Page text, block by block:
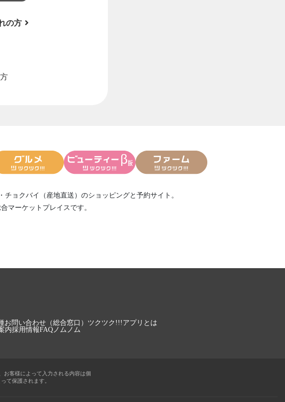
の方
・ チョクバイ（産地直送） のショッピングと予約サイト。
マーケットプレイスです。
お問い合わせ（総合窓口） ツクツク!!!アプリとは
内採用情報FAQノムノム
お客様によって入力される内容は個
て保護されます。